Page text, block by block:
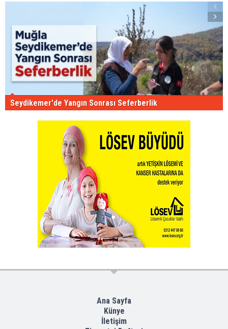
Seydikemer'de Yangın Sonrası Seferberlik
Ana Sayfa
Künye
İletişim